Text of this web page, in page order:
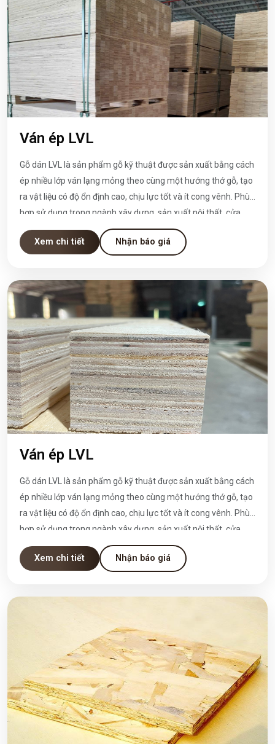
Ván ép LVL
Gỗ dán LVL là sản phẩm gỗ kỹ thuật được sản xuất bằng cách
ép nhiều lớp ván lạng mỏng theo cùng một hướng thớ gỗ, tạo
ra vật liệu có độ ổn định cao, chịu lực tốt và ít cong vênh. Phù
hợp sử dụng trong ngành xây dựng, sản xuất nội thất, cửa,
khung, pallet, và nhiều ứng dụng kỹ thuật khác.
Xem chi tiết Nhận báo giá
Ván ép LVL
Gỗ dán LVL là sản phẩm gỗ kỹ thuật được sản xuất bằng cách
ép nhiều lớp ván lạng mỏng theo cùng một hướng thớ gỗ, tạo
ra vật liệu có độ ổn định cao, chịu lực tốt và ít cong vênh. Phù
hợp sử dụng trong ngành xây dựng, sản xuất nội thất, cửa,
khung, pallet, và nhiều ứng dụng kỹ thuật khác.
Xem chi tiết Nhận báo giá